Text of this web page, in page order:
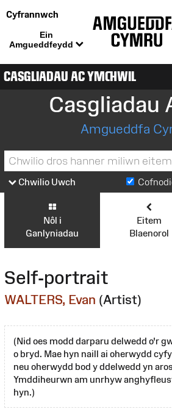
Cyfrannwch
Ein
Amgueddfeydd
CASGLIADAU AC YMCHWIL
Casgliadau
Amgueddfa
Chwilio Uwch
Nôl i
Ganlyniadau
Eitem
Blaenorol
Self-portrait
WALTERS, Evan (Artist)
(Nid oes modd darparu delwedd o'r
o bryd. Mae hyn naill ai oherwydd
neu oherwydd bod y ddelwedd yn
Ymddiheurwn am unrhyw
hyn.)